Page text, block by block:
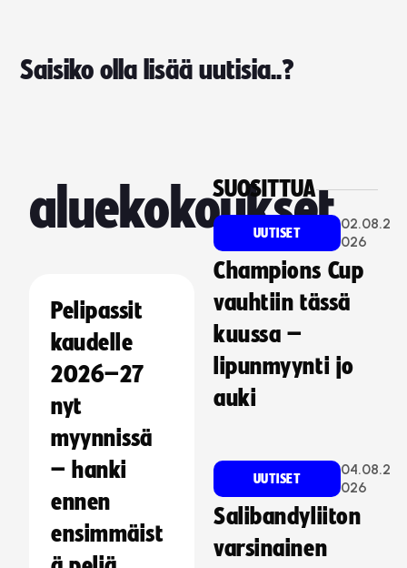
Saisiko olla lisää uutisia..?
aluekokoukset
Pelipassit
kaudelle
2026–27
nyt
myynnissä
– hanki
ennen
ensimmäist
SUOSITTUA
UUTISET
02.08.2
026
Champions Cup
vauhtiin tässä
kuussa –
lipunmyynti jo
auki
UUTISET
04.08.2
026
Salibandyliiton
varsinainen